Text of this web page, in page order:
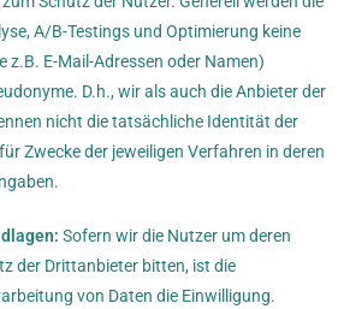
A/B-Testings und Optimierung keine
z.B. E-Mail-Adressen oder Namen)
D.h., wir als auch die Anbieter der
nicht die tatsächliche Identität der
Zwecke der jeweiligen Verfahren in deren
Sofern wir die Nutzer um deren
der Drittanbieter bitten, ist die
von Daten die Einwilligung.